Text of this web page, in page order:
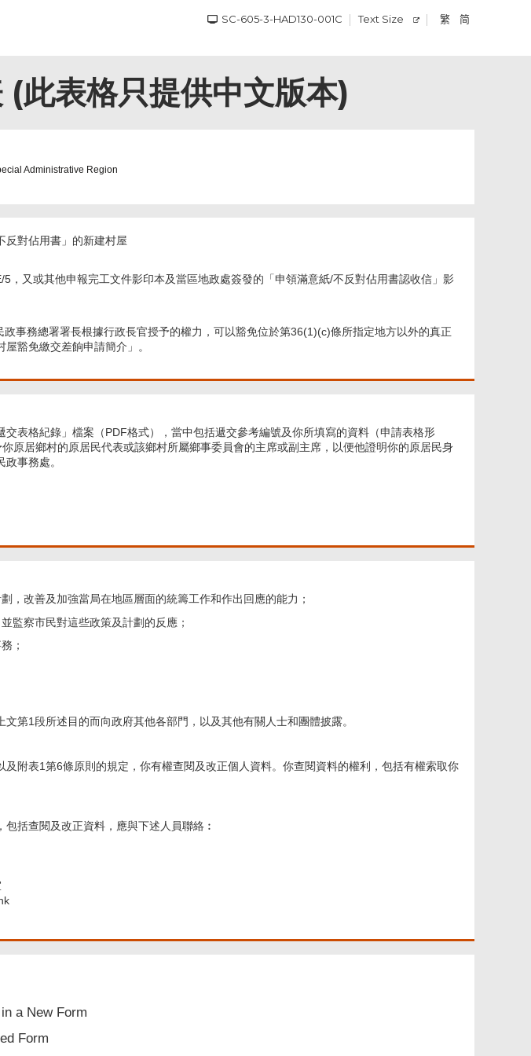
SC-605-3-HAD130-001C Text Size 繁 简
此表格只提供中文版本)
Administrative Region
反對佔用書」的新建村屋
，又或其他申報完工文件影印本及當區地政處簽發的「申領滿意紙/不反對佔用書認收信」影
事務總署署長根據行政長官授予的權力，可以豁免位於第36(1)(c)條所指定地方以外的真正
豁免繳交差餉申請簡介」。
表格紀錄」檔案（PDF格式），當中包括遞交參考編號及你所填寫的資料（申請表格形
原居鄉村的原居民代表或該鄉村所屬鄉事委員會的主席或副主席，以便他證明你的原居民身
事務處。
，改善及加強當局在地區層面的統籌工作和作出回應的能力；
監察市民對這些政策及計劃的反應；
；
第1段所述目的而向政府其他各部門，以及其他有關人士和團體披露。
附表1第6條原則的規定，你有權查閱及改正個人資料。你查閱資料的權利，包括有權索取你
括查閱及改正資料，應與下述人員聯絡︰
a New Form
Form